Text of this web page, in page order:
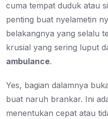
cuma tempat duduk atau
penting buat nyelametin
belakangnya yang selalu
krusial yang sering luput
ambulance.
Yes, bagian dalamnya
buat naruh brankar. Ini
menentukan cepat atau